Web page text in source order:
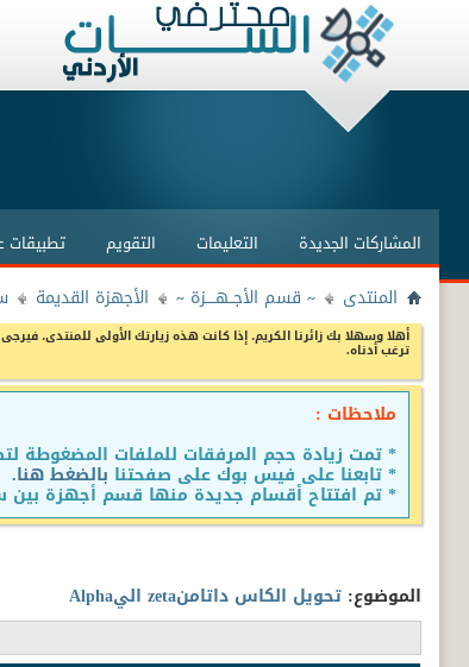
المشاركات الجديدة التعليمات التقويم تطبيقات
المنتدى ~ قسم الأجــهــــزة ~ الأجهزة القديمة
أهلا وسهلا بك زائرنا الكريم، إذا كانت هذه زيارتك الأولى للمنتدى، فيرجى
ترغب أدناه.
ملاحظات :
* تمت زيادة حجم المرفقات للملفات المضغوطة لتصل
* تابعنا على فيس بوك على صفحتنا بالضغط هنا.
* تم افتتاح أقسام جديدة منها قسم أجهزة بين
الموضوع: تحويل الكاس داتامنzeta اليAlpha